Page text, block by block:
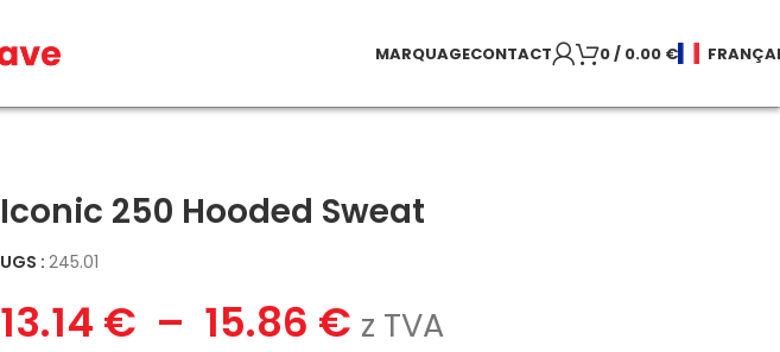
MARQUAGECONTACT 0/ 0.00 €
Iconic 250 Hooded Sweat
UGS : 245.01
13.14 € – 15.86 € z TVA